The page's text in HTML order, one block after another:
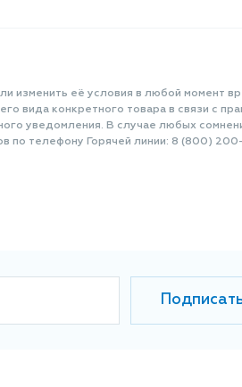
изменить её условия в любой момент
вида конкретного товара в связи с
уведомления. В случае любых
по телефону Горячей линии: 8 (800)